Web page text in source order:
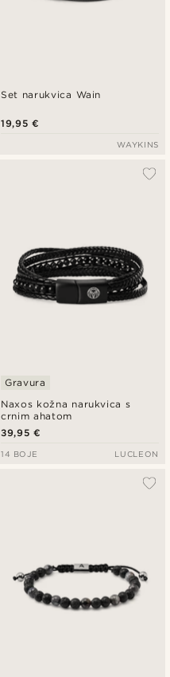
Set narukvica Wain
19,95 €
WAYKINS
Naxos kožna narukvica s
crnim ahatom
Gravura
39,95 €
14 BOJE LUCLEON